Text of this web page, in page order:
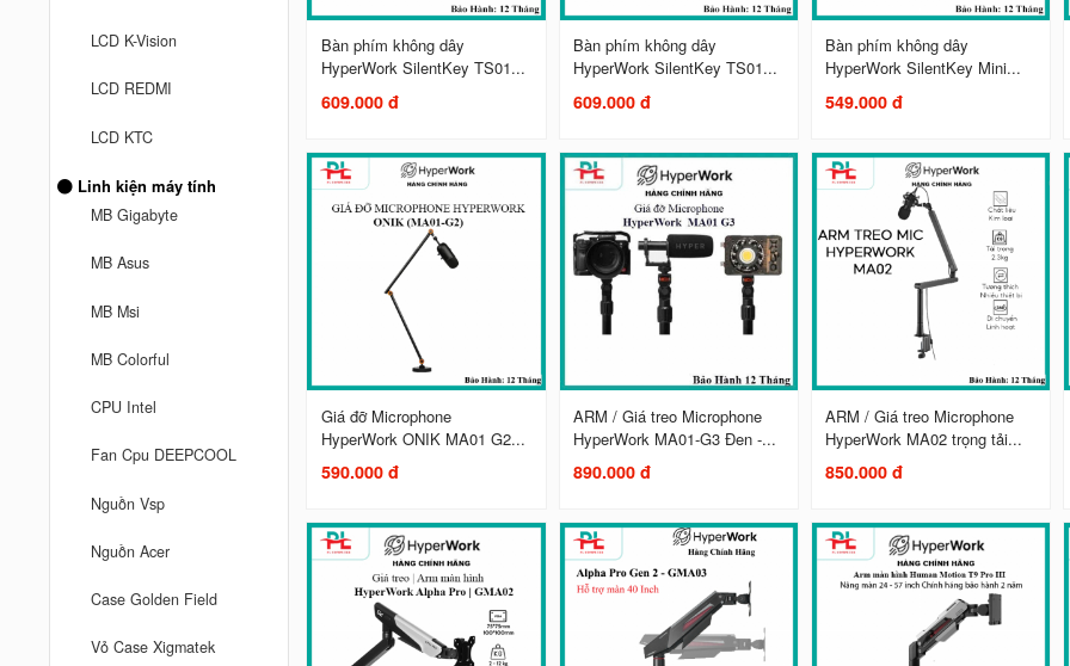
LCD K-Vision
LCD REDMI
LCD KTC
Linh kiện máy tính
MB Gigabyte
MB Asus
MB Msi
MB Colorful
CPU Intel
Fan Cpu DEEPCOOL
Nguồn Vsp
Nguồn Acer
Case Golden Field
Vỏ Case Xigmatek
Bàn phím không dây
HyperWork SilentKey TS01...
609.000 đ
Bàn phím không dây
HyperWork SilentKey TS01...
609.000 đ
Bàn phím không dây
HyperWork SilentKey Mini...
549.000 đ
Giá đỡ Microphone
HyperWork ONIK MA01 G2...
590.000 đ
ARM / Giá treo Microphone
HyperWork MA01-G3 Đen -...
890.000 đ
ARM / Giá treo Microphone
HyperWork MA02 trọng tải...
850.000 đ